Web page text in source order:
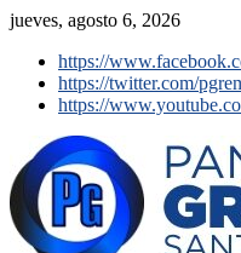
jueves, agosto 6, 2026
https://
https://twitter.com/
https://